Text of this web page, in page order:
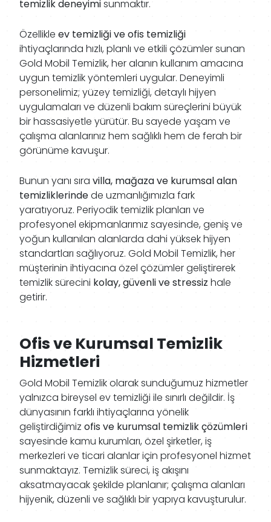
temizlik deneyimisunmaktır.
Özellikle ev temizliği ve ofis temizliği
ihtiyaçlarında hızlı, planlı ve etkili çözümler sunan
Gold Mobil Temizlik, her alanın kullanım amacına
uygun temizlik yöntemleri uygular. Deneyimli
personelimiz; yüzey temizliği, detaylı hijyen
uygulamaları ve düzenli bakım süreçlerini büyük
bir hassasiyetle yürütür. Bu sayede yaşam ve
çalışma alanlarınız hem sağlıklı hem de ferah bir
görünüme kavuşur.
Bunun yanı sıra villa, mağaza ve kurumsal alan
temizliklerindede uzmanlığımızla fark
yaratıyoruz. Periyodik temizlik planları ve
profesyonel ekipmanlarımız sayesinde, geniş ve
yoğun kullanılan alanlarda dahi yüksek hijyen
standartları sağlıyoruz. Gold Mobil Temizlik, her
müşterinin ihtiyacına özel çözümler geliştirerek
temizlik sürecini kolay, güvenli ve stressiz hale
getirir.
Ofis ve Kurumsal Temizlik
Hizmetleri
Gold Mobil Temizlik olarak sunduğumuz hizmetler
yalnızca bireysel ev temizliği ile sınırlı değildir. İş
dünyasının farklı ihtiyaçlarına yönelik
geliştirdiğimiz ofis ve kurumsal temizlik çözümleri
sayesinde kamu kurumları, özel şirketler, iş
merkezleri ve ticari alanlar için profesyonel hizmet
sunmaktayız. Temizlik süreci, iş akışını
aksatmayacak şekilde planlanır; çalışma alanları
hijyenik, düzenli ve sağlıklı bir yapıya kavuşturulur.